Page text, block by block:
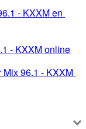
- KXXM en
- KXXM online
Mix 96.1 - KXXM